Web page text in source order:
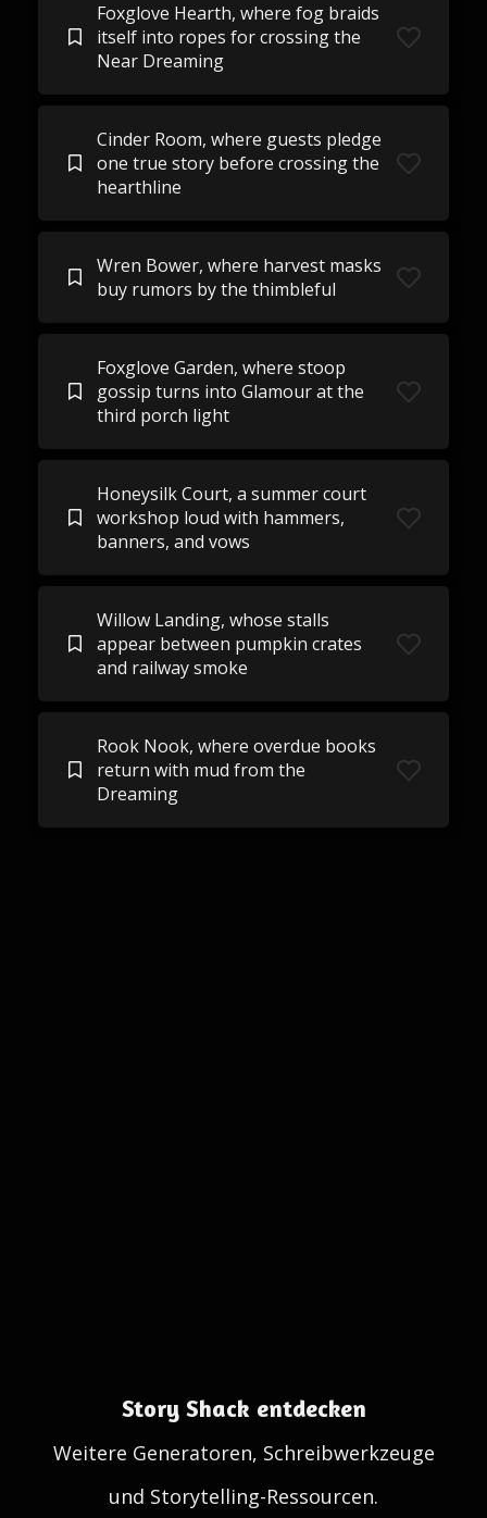
Foxglove Hearth, where fog braids
itself into ropes for crossing the
Near Dreaming
Cinder Room, where guests pledge
one true story before crossing the
hearthline
Wren Bower, where harvest masks
buy rumors by the thimbleful
Foxglove Garden, where stoop
gossip turns into Glamour at the
third porch light
Honeysilk Court, a summer court
workshop loud with hammers,
banners, and vows
Willow Landing, whose stalls
appear between pumpkin crates
and railway smoke
Rook Nook, where overdue books
return with mud from the
Dreaming
Story Shack entdecken
Weitere Generatoren, Schreibwerkzeuge
und Storytelling-Ressourcen.